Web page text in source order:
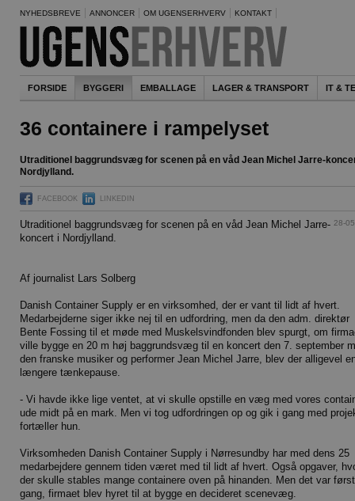
NYHEDSBREVE ANNONCER OM UGENSERHVERV KONTAKT
FORSIDE BYGGERI EMBALLAGE LAGER & TRANSPORT IT &
36 containere i rampelyset
Utraditionel baggrundsvæg for scenen på en våd Jean Michel Jarre-
Nordjylland.
FACEBOOK LINKEDIN
28-
Utraditionel baggrundsvæg for scenen på en våd Jean Michel Jarre-
koncert i Nordjylland.
Af journalist Lars Solberg
Danish Container Supply er en virksomhed, der er vant til lidt af hvert.
Medarbejderne siger ikke nej til en udfordring, men da den adm. direktør
Bente Fossing til et møde med Muskelsvindfonden blev spurgt, om
ville bygge en 20 m høj baggrundsvæg til en koncert den 7. september
den franske musiker og performer Jean Michel Jarre, blev der alligevel
længere tænkepause.
- Vi havde ikke lige ventet, at vi skulle opstille en væg med vores
ude midt på en mark. Men vi tog udfordringen op og gik i gang med
fortæller hun.
Virksomheden Danish Container Supply i Nørresundby har med dens 25
medarbejdere gennem tiden været med til lidt af hvert. Også opgaver,
der skulle stables mange containere oven på hinanden. Men det var
gang, firmaet blev hyret til at bygge en decideret scenevæg.